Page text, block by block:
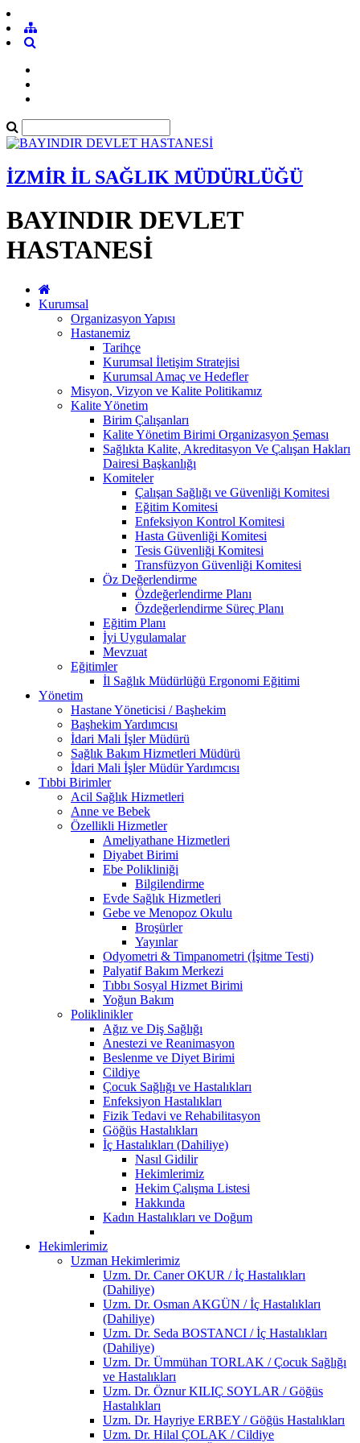
İZMİR İL SAĞLIK MÜDÜRLÜĞÜ
BAYINDIR DEVLET
HASTANESİ
Kurumsal
Organizasyon Yapısı
Hastanemiz
Tarihçe
Kurumsal İletişim Stratejisi
Kurumsal Amaç ve Hedefler
Misyon, Vizyon ve Kalite Politikamız
Kalite Yönetim
Birim Çalışanları
Kalite Yönetim Birimi Organizasyon Şeması
Sağlıkta Kalite, Akreditasyon Ve Çalışan Hakları
Dairesi Başkanlığı
Komiteler
Çalışan Sağlığı ve Güvenliği Komitesi
Eğitim Komitesi
Enfeksiyon Kontrol Komitesi
Hasta Güvenliği Komitesi
Tesis Güvenliği Komitesi
Transfüzyon Güvenliği Komitesi
Öz Değerlendirme
Özdeğerlendirme Planı
Özdeğerlendirme Süreç Planı
Eğitim Planı
İyi Uygulamalar
Mevzuat
Eğitimler
İl Sağlık Müdürlüğü Ergonomi Eğitimi
Yönetim
Hastane Yöneticisi / Başhekim
Başhekim Yardımcısı
İdari Mali İşler Müdürü
Sağlık Bakım Hizmetleri Müdürü
İdari Mali İşler Müdür Yardımcısı
Tıbbi Birimler
Acil Sağlık Hizmetleri
Anne ve Bebek
Özellikli Hizmetler
Ameliyathane Hizmetleri
Diyabet Birimi
Ebe Polikliniği
Bilgilendirme
Evde Sağlık Hizmetleri
Gebe ve Menopoz Okulu
Broşürler
Yayınlar
Odyometri & Timpanometri (İşitme Testi)
Palyatif Bakım Merkezi
Tıbbı Sosyal Hizmet Birimi
Yoğun Bakım
Poliklinikler
Ağız ve Diş Sağlığı
Anestezi ve Reanimasyon
Beslenme ve Diyet Birimi
Cildiye
Çocuk Sağlığı ve Hastalıkları
Enfeksiyon Hastalıkları
Fizik Tedavi ve Rehabilitasyon
Göğüs Hastalıkları
İç Hastalıkları (Dahiliye)
Nasıl Gidilir
Hekimlerimiz
Hekim Çalışma Listesi
Hakkında
Kadın Hastalıkları ve Doğum
Hekimlerimiz
Uzman Hekimlerimiz
Uzm. Dr. Caner OKUR / İç Hastalıkları
(Dahiliye)
Uzm. Dr. Osman AKGÜN / İç Hastalıkları
(Dahiliye)
Uzm. Dr. Seda BOSTANCI / İç Hastalıkları
(Dahiliye)
Uzm. Dr. Ümmühan TORLAK / Çocuk Sağlığı
ve Hastalıkları
Uzm. Dr. Öznur KILIÇ SOYLAR / Göğüs
Hastalıkları
Uzm. Dr. Hayriye ERBEY / Göğüs Hastalıkları
Uzm. Dr. Hilal ÇOLAK / Cildiye